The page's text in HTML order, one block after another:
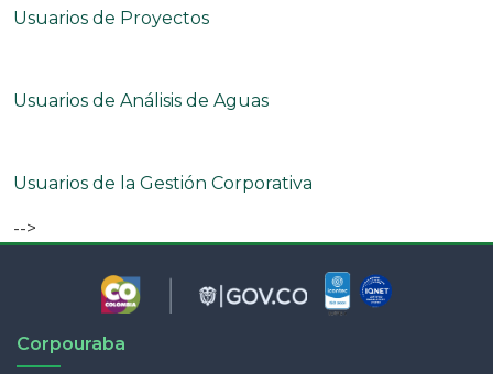
Usuarios de Proyectos
Usuarios de Análisis de Aguas
Usuarios de la Gestión Corporativa
-->
Corpouraba